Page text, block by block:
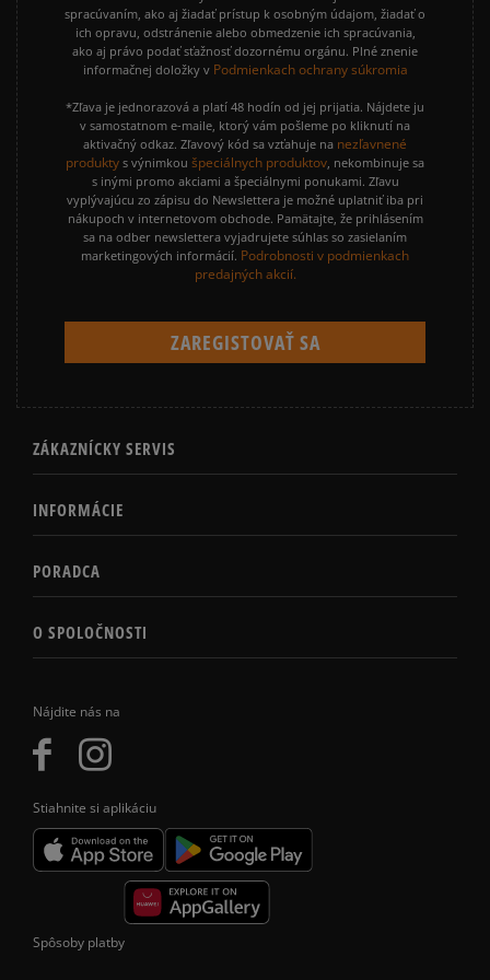
Nájdite nás na
Stiahnite si aplikáciu
spracúvaním, ako aj žiadať prístup k osobným údajom, žiadať o
ich opravu, odstránenie alebo obmedzenie ich spracúvania,
ako aj právo podať sťažnosť dozornému orgánu. Plné znenie
informačnej doložky v Podmienkach ochrany súkromia
*Zľava je jednorazová a platí 48 hodín od jej prijatia. Nájdete ju
v samostatnom e-maile, ktorý vám pošleme po kliknutí na
aktivačný odkaz. Zľavový kód sa vzťahuje na nezľavnené
produkty s výnimkou špeciálnych produktov, nekombinuje sa
s inými promo akciami a špeciálnymi ponukami. Zľavu
vyplývajúcu zo zápisu do Newslettera je možné uplatniť iba pri
nákupoch v internetovom obchode. Pamätajte, že prihlásením
sa na odber newslettera vyjadrujete súhlas so zasielaním
marketingových informácií. Podrobnosti v podmienkach
predajných akcií.
ZÁKAZNÍCKY SERVIS
INFORMÁCIE
PORADCA
O SPOLOČNOSTI
Spôsoby platby